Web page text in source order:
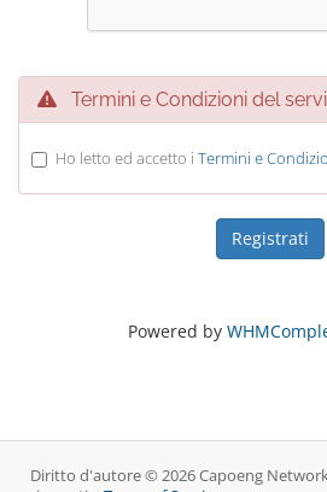
Termini e Condizioni del
Ho letto ed accetto i Termini e
Powered by
Diritto d'autore © 2026 Capoeng